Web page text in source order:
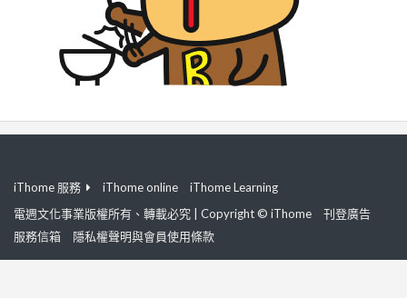
iThome 服務 iThome online
iThome Learning
電週文化事業版權所有、轉載必究 | Copyright © iThome
刊登廣告
服務信箱
隱私權聲明與會員使用條款